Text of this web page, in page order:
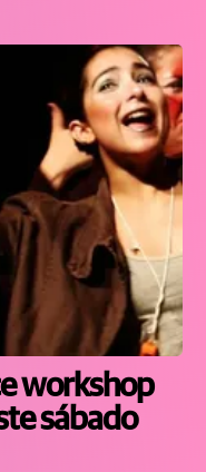
workshop
sábado